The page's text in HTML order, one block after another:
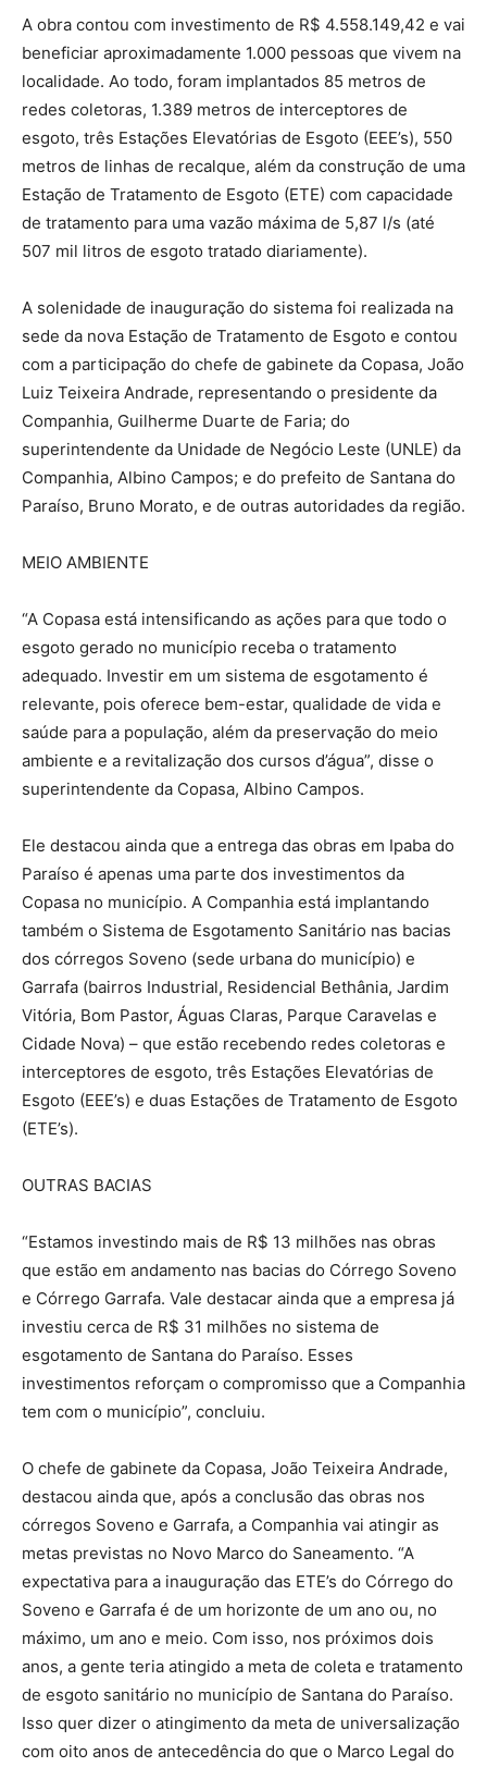
A obra contou com investimento de R$ 4.558.149,42 e vai
beneficiar aproximadamente 1.000 pessoas que vivem na
localidade. Ao todo, foram implantados 85 metros de
redes coletoras, 1.389 metros de interceptores de
esgoto, três Estações Elevatórias de Esgoto (EEE’s), 550
metros de linhas de recalque, além da construção de uma
Estação de Tratamento de Esgoto (ETE) com capacidade
de tratamento para uma vazão máxima de 5,87 l/s (até
507 mil litros de esgoto tratado diariamente).
A solenidade de inauguração do sistema foi realizada na
sede da nova Estação de Tratamento de Esgoto e contou
com a participação do chefe de gabinete da Copasa, João
Luiz Teixeira Andrade, representando o presidente da
Companhia, Guilherme Duarte de Faria; do
superintendente da Unidade de Negócio Leste (UNLE) da
Companhia, Albino Campos; e do prefeito de Santana do
Paraíso, Bruno Morato, e de outras autoridades da região.
MEIO AMBIENTE
“A Copasa está intensificando as ações para que todo o
esgoto gerado no município receba o tratamento
adequado. Investir em um sistema de esgotamento é
relevante, pois oferece bem-estar, qualidade de vida e
saúde para a população, além da preservação do meio
ambiente e a revitalização dos cursos d’água”, disse o
superintendente da Copasa, Albino Campos.
Ele destacou ainda que a entrega das obras em Ipaba do
Paraíso é apenas uma parte dos investimentos da
Copasa no município. A Companhia está implantando
também o Sistema de Esgotamento Sanitário nas bacias
dos córregos Soveno (sede urbana do município) e
Garrafa (bairros Industrial, Residencial Bethânia, Jardim
Vitória, Bom Pastor, Águas Claras, Parque Caravelas e
Cidade Nova) – que estão recebendo redes coletoras e
interceptores de esgoto, três Estações Elevatórias de
Esgoto (EEE’s) e duas Estações de Tratamento de Esgoto
(ETE’s).
OUTRAS BACIAS
“Estamos investindo mais de R$ 13 milhões nas obras
que estão em andamento nas bacias do Córrego Soveno
e Córrego Garrafa. Vale destacar ainda que a empresa já
investiu cerca de R$ 31 milhões no sistema de
esgotamento de Santana do Paraíso. Esses
investimentos reforçam o compromisso que a Companhia
tem com o município”, concluiu.
O chefe de gabinete da Copasa, João Teixeira Andrade,
destacou ainda que, após a conclusão das obras nos
córregos Soveno e Garrafa, a Companhia vai atingir as
metas previstas no Novo Marco do Saneamento. “A
expectativa para a inauguração das ETE’s do Córrego do
Soveno e Garrafa é de um horizonte de um ano ou, no
máximo, um ano e meio. Com isso, nos próximos dois
anos, a gente teria atingido a meta de coleta e tratamento
de esgoto sanitário no município de Santana do Paraíso.
Isso quer dizer o atingimento da meta de universalização
com oito anos de antecedência do que o Marco Legal do